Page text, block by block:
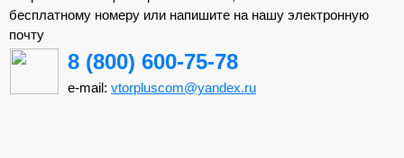
бесплатному номеру или напишите на нашу электронную
почту
8 (800) 600-75-78
e-mail: vtorpluscom@yandex.ru